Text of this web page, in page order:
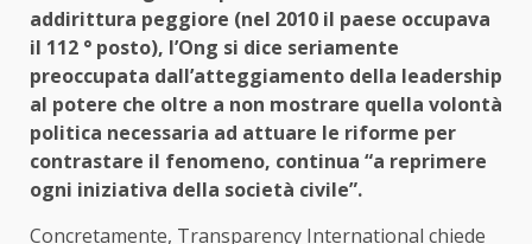
addirittura peggiore (nel 2010 il paese occupava
il 112 ° posto), l’Ong si dice seriamente
preoccupata dall’atteggiamento della leadership
al potere che oltre a non mostrare quella volontà
politica necessaria ad attuare le riforme per
contrastare il fenomeno, continua “a reprimere
ogni iniziativa della società civile”.
Concretamente, Transparency International chiede